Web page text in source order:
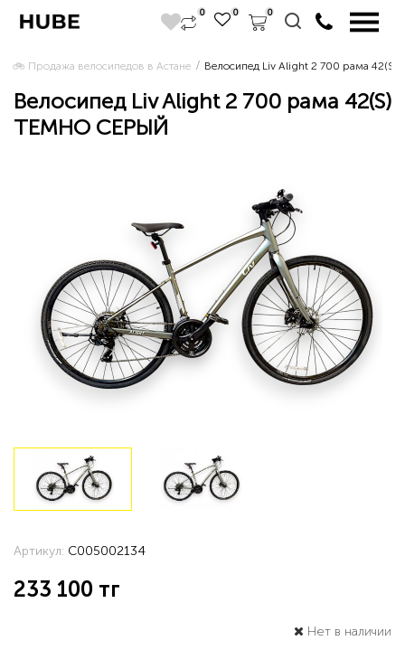
0 0 0
🚲 Продажа велосипедов в Астане Велосипед Liv Alight 2 700 рама
Велосипед Liv Alight 2 700 рама 42(S)
ТЕМНО СЕРЫЙ
Артикул: C005002134
233 100 тг
Нет в наличии